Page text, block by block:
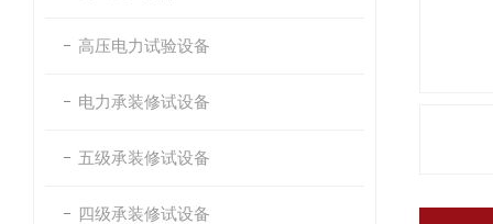
高压电力试验设备
电力承装修试设备
五级承装修试设备
四级承装修试设备